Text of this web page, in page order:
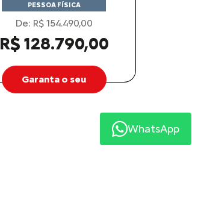
PESSOA FÍSICA
De: R$ 154.490,00
R$ 128.790,00
Garanta o seu
WhatsApp